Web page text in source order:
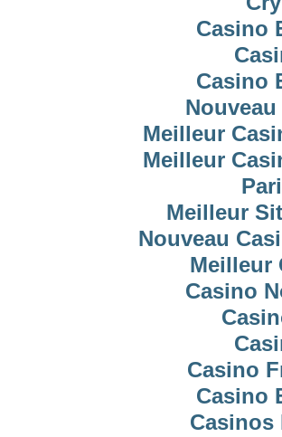
Casino
Casino
Meilleur
Meilleur
Meilleur
Nouveau
Meilleur
Casino
Casino
Casino
Casinos